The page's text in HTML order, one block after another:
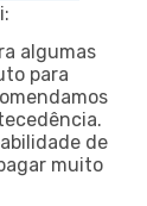
algumas
para
de
muito